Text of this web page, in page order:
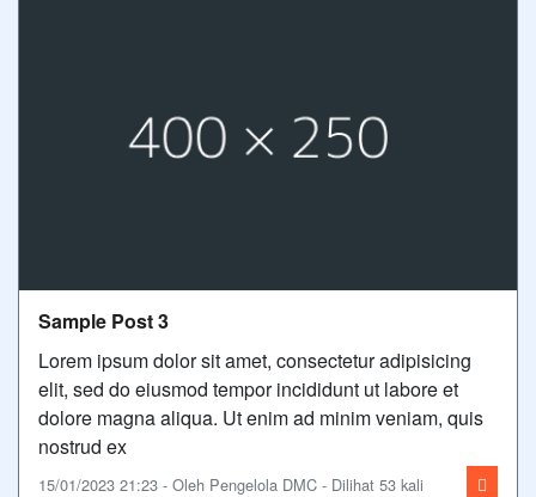
Sample Post 3
Lorem ipsum dolor sit amet, consectetur adipisicing
elit, sed do eiusmod tempor incididunt ut labore et
dolore magna aliqua. Ut enim ad minim veniam, quis
nostrud ex
15/01/2023 21:23 - Oleh Pengelola DMC - Dilihat 53 kali